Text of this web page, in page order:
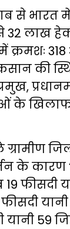
से भारत
लाख
की
के
ग्रामीण
के कारण
फीसदी
यानी
यानी 59